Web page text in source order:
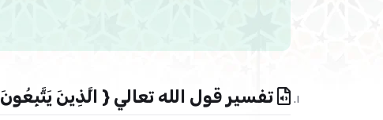
تفسير قول الله تعالي { الَّذِينَ